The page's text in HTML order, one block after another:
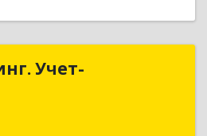
Учет-
Учет-